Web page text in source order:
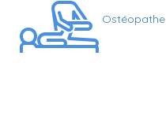
Ostéopathe